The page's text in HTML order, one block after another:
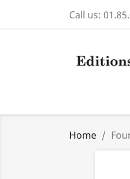
Call us:
Home